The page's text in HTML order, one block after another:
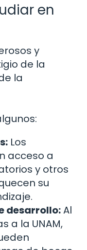
en
y
de la
la
Los
acceso a
y otros
su
desarrollo:Al
a la UNAM,